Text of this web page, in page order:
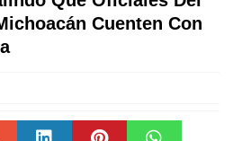
Cuenten Con